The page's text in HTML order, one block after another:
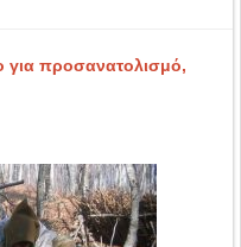
για προσανατολισμό,